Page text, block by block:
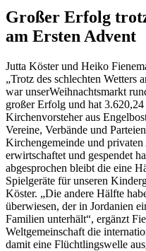
Großer Erfolg
am Ersten Advent
Jutta Köster und Heiko
„Trotz des schlechten Wetters
warunserWeihnachtsmarkt
großer Erfolg und hat 3.620,24
Kirchenvorsteher aus
Vereine, Verbände und
Kirchengemeinde und
erwirtschaftet und gespendet
abgesprochen bleibt die eine
Spielgeräte für unseren
Köster. „Die andere Hälfte
überwiesen, der in Jordanien
Familien unterhält“, ergänzt
Weltgemeinschaft die interna
damit eine Flüchtlingswelle